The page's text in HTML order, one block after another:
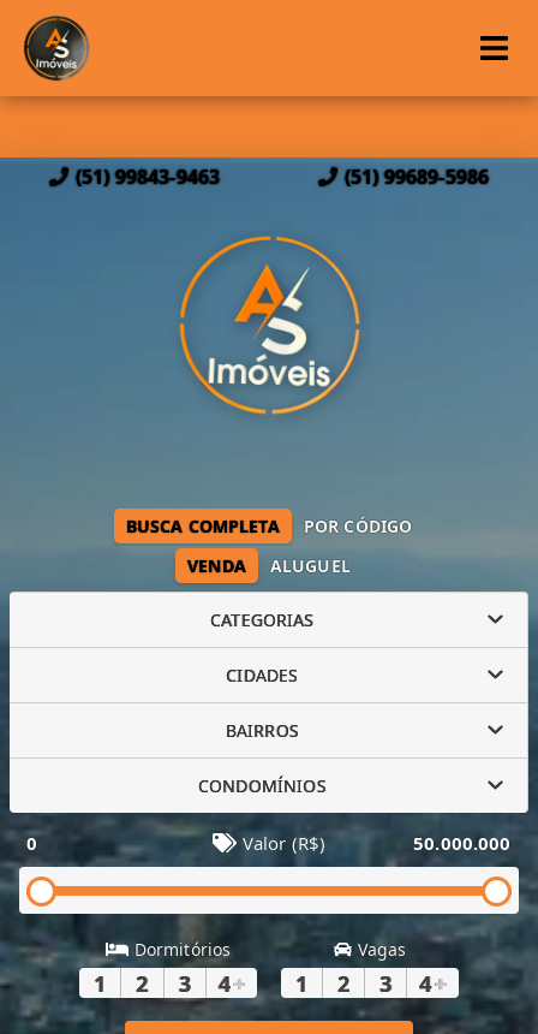
(51) 99843-9463 (51) 99689-5986
VENDA ALUGUEL
BUSCA COMPLETA POR CÓDIGO
CATEGORIAS
CIDADES
BAIRROS
CONDOMÍNIOS
0 Valor (R$) 50.000.000
Dormitórios
1 2 3 4+
Vagas
1 2 3 4+